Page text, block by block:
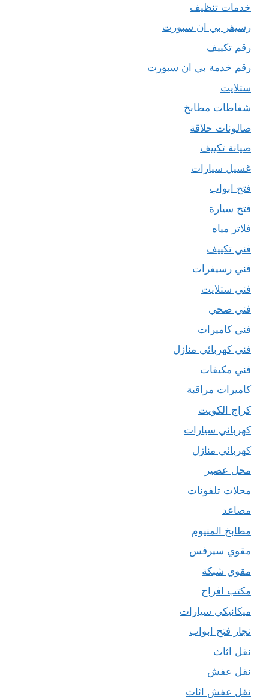
خدمات تنظيف
رسيفر بي ان سبورت
رقم تكييف
رقم خدمة بي ان سبورت
ستلايت
شفاطات مطابخ
صالونات حلاقة
صيانة تكييف
غسيل سيارات
فتح ابواب
فتح سيارة
فلاتر مياه
فني تكييف
فني رسيفرات
فني ستلايت
فني صحي
فني كاميرات
فني كهربائي منازل
فني مكيفات
كاميرات مراقبة
كراج الكويت
كهربائي سيارات
كهربائي منازل
محل عصير
محلات تلفونات
مصاعد
مطابخ المنيوم
مقوي سيرفس
مقوي شبكة
مكتب افراح
ميكانيكي سيارات
نجار فتح ابواب
نقل اثاث
نقل عفش
نقل عفش اثاث